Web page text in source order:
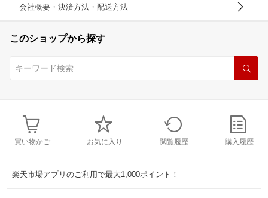
会社概要・決済方法・配送方法
このショップから探す
買い物かご お気に入り 閲覧履歴 購入履歴
楽天市場アプリのご利用で最大1,000ポイント！